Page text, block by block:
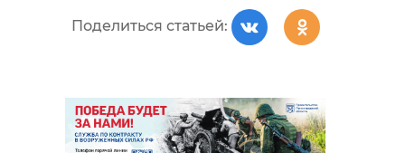
Поделиться статьей: